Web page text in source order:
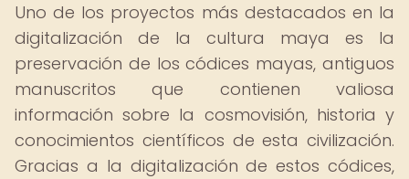
Uno de los proyectos más destacados en la
digitalización de la cultura maya es la
preservación de los códices mayas, antiguos
manuscritos que contienen valiosa
información sobre la cosmovisión, historia y
conocimientos científicos de esta civilización.
Gracias a la digitalización de estos códices,